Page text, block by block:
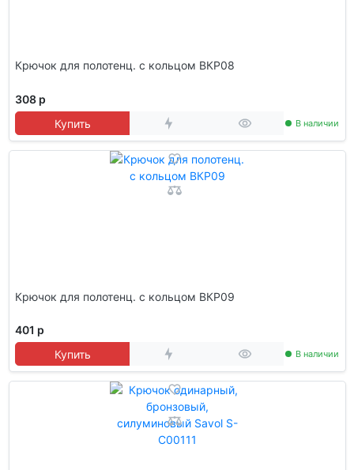
Крючок для полотенц. с кольцом ВКР08
308 р
Купить
В наличии
Крючок для полотенц. с кольцом ВКР09
401 р
Купить
В наличии